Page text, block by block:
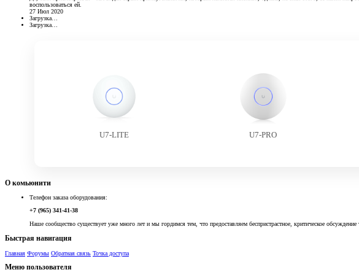
воспользоваться ей.
27 Июл 2020
Загрузка…
Загрузка…
U7-LITE U7-PRO
О комьюнити
Телефон заказа оборудования:
+7 (965) 341-41-38
Наше сообщество существует уже много лет и мы гордимся тем, что предоставляем беспристрастное, критическое
Быстрая навигация
Главная Форумы Обратная связь Точка доступа
Меню пользователя